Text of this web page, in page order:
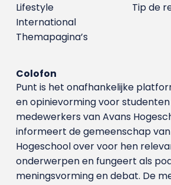
Tip de
Lifestyle
International
Themapagina’s
Colofon
Punt is het onafhankelijke
en opinievorming voor
medewerkers van Avans
informeert de gemeenschap van
Hogeschool over voor hen
onderwerpen en fungeert als
meningsvorming en debat. De